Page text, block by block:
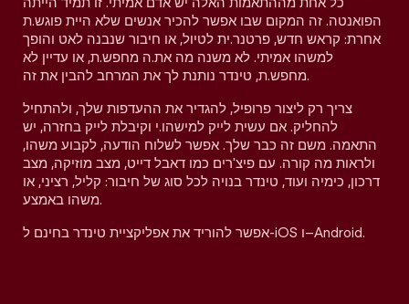
הפואנטה. זה המקום שבו אפשר להכיר אנשים שלא היית פוגש.ת
אחרת: קראש חדש, פרטנר.ית לטיול, או חיבור שנבנה לאט והופך
למשהו אמיתי. לא משנה מה את.ה מחפש.ת, או עדיין לא
מחפש.ת, טינדר נותנת לך את המרחב להבין את זה.
צריך רק ליצור פרופיל, להגדיר את ההעדפות שלך, ולהתחיל
להחליק. אם עשית לייק למישהו.י וקיבלת לייק בחזרה, יש
התאמה. משם זה כבר שלך. אפשר לשלוח הודעה, לקבוע משהו,
ולראות מה קורה. עם פיצ'רים כמו דאבל דייט, מצב מוזיקה, מצב
דרכון, כימיה ועוד, טינדר בנויה לכל סוג של חיבור: קליל, רציני, או
משהו באמצע.
אפשר להוריד את אפליקציית טינדר בחינם ל-iOS ו–Android.